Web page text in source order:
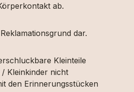
ab.
dar.
Kleinteile
Kleinkinder nicht
den Erinnerungsstücken